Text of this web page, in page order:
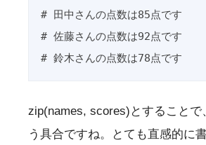
# 田中さんの点数は85点です
# 佐藤さんの点数は92点です
# 鈴木さんの点数は78点です
zip(names, scores)とすること
う具合ですね。とても直感的に